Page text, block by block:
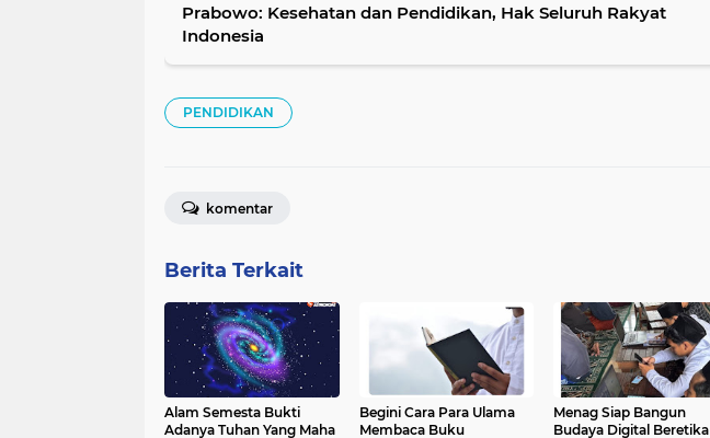
Prabowo: Kesehatan dan Pendidikan, Hak Seluruh Rakyat
Indonesia
PENDIDIKAN
komentar
Berita Terkait
Alam Semesta Bukti
Adanya Tuhan Yang Maha
Begini Cara Para Ulama
Membaca Buku
Menag Siap Bangun
Budaya Digital Beretika